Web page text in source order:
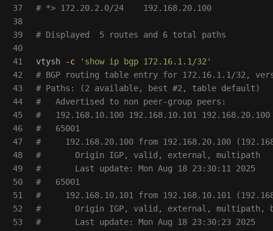
37
38
39
40
41
42
43
44
45
46
47
48
49
50
51
52
53
# *> 172.20.2.0/24    192.168.20.100
# Displayed  5 routes and 6 total paths
vtysh -c
'show ip bgp 172.16.1.1/32'
# BGP routing table entry for 172.16.1.1/32,
# Paths: (2 available, best #2, table default)
#   Advertised to non peer-group peers:
#   192.168.10.100 192.168.10.101 192.168.20.100
#   65001
#     192.168.20.100 from 192.168.20.100
#       Origin IGP, valid, external, multipath
#       Last update: Mon Aug 18 23:30:11 2025
#   65001
#     192.168.10.101 from 192.168.10.101
#       Origin IGP, valid, external, multipath,
#       Last update: Mon Aug 18 23:30:23 2025